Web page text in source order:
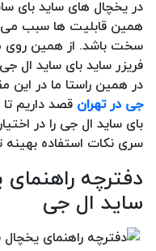
در یخچال های ساید بای
همین قابلیت ها سبب می
سخت باشد. از همین روی
فریزر ساید بای ساید ال
در همین راستا ما در این
جی در تهران قصد داریم
بای ساید ال جی را در
سری نکات استفاده بهینه
دفترچه
ساید ال جی